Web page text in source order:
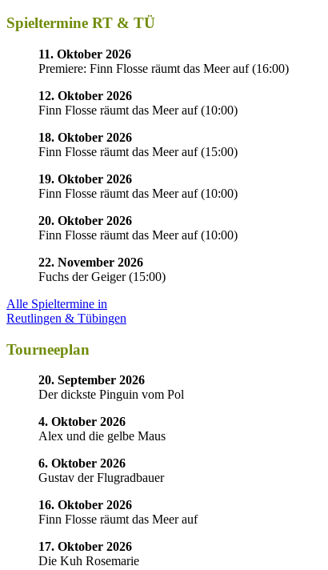
Spieltermine RT & TÜ
11. Oktober 2026
Premiere: Finn Flosse räumt das Meer auf(16:00)
12. Oktober 2026
Finn Flosse räumt das Meer auf(10:00)
18. Oktober 2026
Finn Flosse räumt das Meer auf(15:00)
19. Oktober 2026
Finn Flosse räumt das Meer auf(10:00)
20. Oktober 2026
Finn Flosse räumt das Meer auf(10:00)
22. November 2026
Fuchs der Geiger(15:00)
Alle Spieltermine in
Reutlingen & Tübingen
Tourneeplan
20. September 2026
Der dickste Pinguin vom Pol
4. Oktober 2026
Alex und die gelbe Maus
6. Oktober 2026
Gustav der Flugradbauer
16. Oktober 2026
Finn Flosse räumt das Meer auf
17. Oktober 2026
Die Kuh Rosemarie